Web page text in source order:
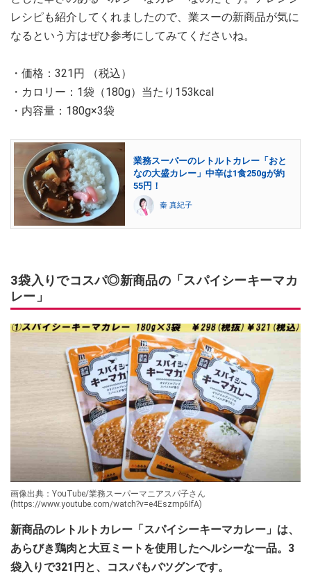
レシピも紹介してくれましたので、業スーの新商品が気に
なるという方はぜひ参考にしてみてくださいね。
・価格：321円 （税込）
・カロリー：1袋（180g）当たり153kcal
・内容量：180g×3袋
業務スーパーのレトルトカレー「おと
なの大盛カレー」中辛は1食250gが約
55円！
秦 真紀子
3袋入りでコスパ◎新商品の「スパイシーキーマカ
レー」
画像出典：YouTube/業務スーパーマニアスパ子さん
(https://www.youtube.com/watch?v=e4Eszmp6IfA)
新商品のレトルトカレー「スパイシーキーマカレー」は、
あらびき鶏肉と大豆ミートを使用したヘルシーな一品。3
袋入りで321円と、コスパもバツグンです。